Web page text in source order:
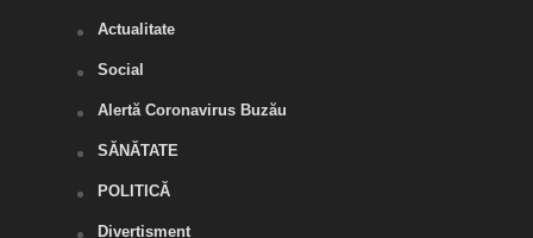
Actualitate
Social
Alertă Coronavirus Buzău
SĂNĂTATE
POLITICĂ
Divertisment